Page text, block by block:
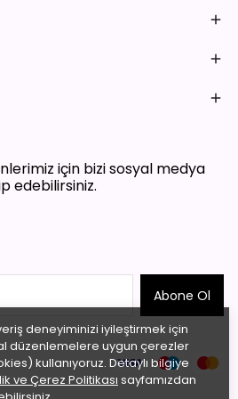
deneyiminizi iyileştirmek için
düzenlemelere uygun çerezler
kullanıyoruz. Detaylı bilgiye
ve Çerez Politikası sayfamızdan
için bizi sosyal medya
edebilirsiniz.
Abone Ol